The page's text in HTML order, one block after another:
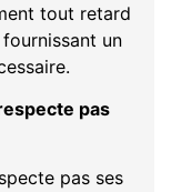
tout retard
un
pas
pas ses